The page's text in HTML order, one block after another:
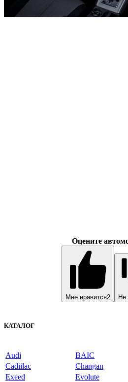
Оцените
Мне нравится2 Не
КАТАЛОГ
Audi BAIC
Cadiilac
Changan
Exeed
Evolute